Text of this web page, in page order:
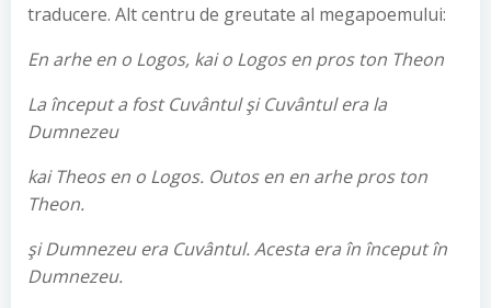
traducere. Alt centru de greutate al megapoemului:
En arhe en o Logos, kai o Logos en pros ton Theon
La început a fost Cuvântul şi Cuvântul era la
Dumnezeu
kai Theos en o Logos. Outos en en arhe pros ton
Theon.
şi Dumnezeu era Cuvântul. Acesta era în început în
Dumnezeu.